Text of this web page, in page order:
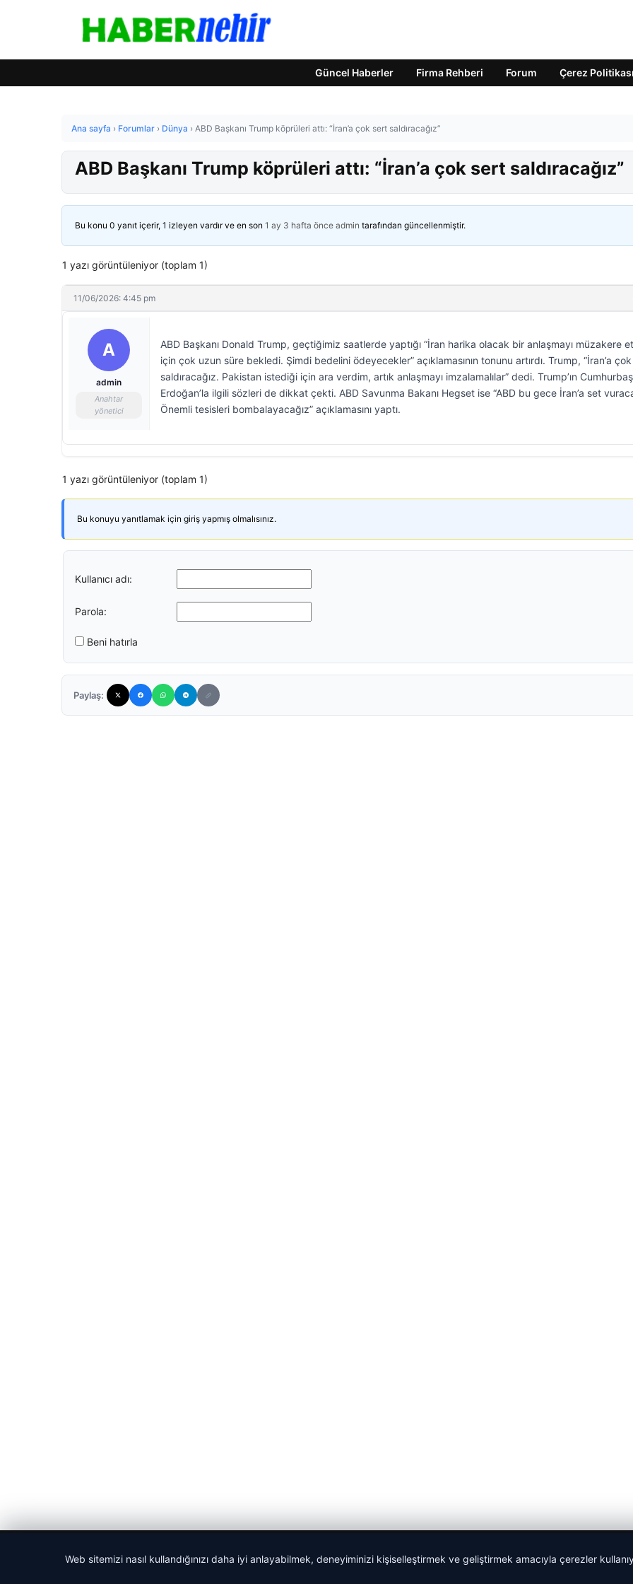
Güncel Haberler Firma Rehberi Forum Çerez Politikası
Ana sayfa › Forumlar › Dünya › ABD Başkanı Trump köprüleri attı: “İran’a çok sert saldıracağız”
ABD Başkanı Trump köprüleri attı: “İran’a çok sert saldıracağız”
Bu konu 0 yanıt içerir, 1 izleyen vardır ve en son 1 ay 3 hafta önce admin tarafından güncellenmiştir.
1 yazı görüntüleniyor (toplam 1)
11/06/2026: 4:45 pm
A
admin
Anahtar
yönetici
ABD Başkanı Donald Trump, geçtiğimiz saatlerde yaptığı “İran harika olacak bir anlaşmayı müzakere
için çok uzun süre bekledi. Şimdi bedelini ödeyecekler” açıklamasının tonunu artırdı. Trump, “İran’a
saldıracağız. Pakistan istediği için ara verdim, artık anlaşmayı imzalamalılar” dedi. Trump’ın
Erdoğan’la ilgili sözleri de dikkat çekti. ABD Savunma Bakanı Hegset ise “ABD bu gece İran’a set
Önemli tesisleri bombalayacağız” açıklamasını yaptı.
1 yazı görüntüleniyor (toplam 1)
Bu konuyu yanıtlamak için giriş yapmış olmalısınız.
Kullanıcı adı:
Parola:
Beni hatırla
Paylaş:
Web sitemizi nasıl kullandığınızı daha iyi anlayabilmek, deneyiminizi kişiselleştirmek ve geliştirmek amacıyla çerezler